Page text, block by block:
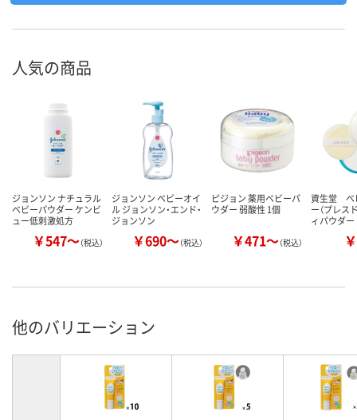
人気の商品
ジョンソン ナチュラル
ベビーパウダー ケンビ
ュー低刺激処方
￥547～（税込）
ジョンソン ベビーオイ
ル ジョンソン・エンド・
ジョンソン
￥690～（税込）
ピジョン 薬用ベビーパ
ウダー 弱酸性 1個
￥471～（税込）
資生堂 ベ
ー（プレス
ィパウダー
他のバリエーション